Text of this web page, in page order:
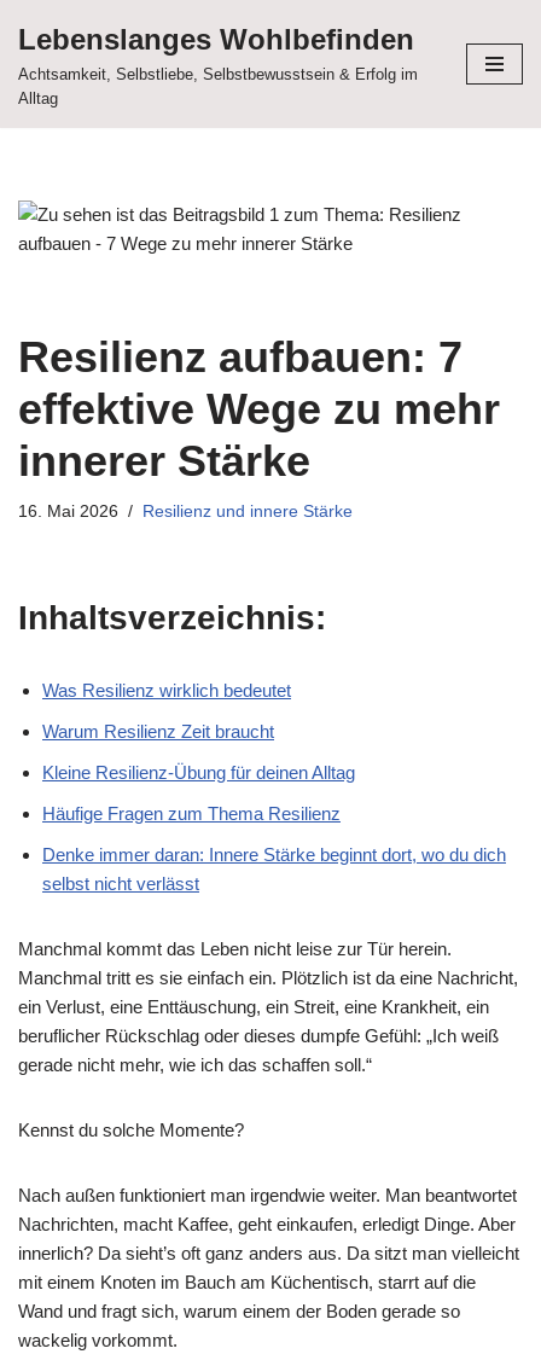
Zum
Inhalt
Lebenslanges Wohlbefinden
Achtsamkeit, Selbstliebe, Selbstbewusstsein & Erfolg im
Alltag
Resilienz aufbauen: 7
effektive Wege zu mehr
innerer Stärke
16. Mai 2026 Resilienz und innere Stärke
Inhaltsverzeichnis:
Was Resilienz wirklich bedeutet
Warum Resilienz Zeit braucht
Kleine Resilienz-Übung für deinen Alltag
Häufige Fragen zum Thema Resilienz
Denke immer daran: Innere Stärke beginnt dort, wo du dich
selbst nicht verlässt
Manchmal kommt das Leben nicht leise zur Tür herein.
Manchmal tritt es sie einfach ein. Plötzlich ist da eine Nachricht,
ein Verlust, eine Enttäuschung, ein Streit, eine Krankheit, ein
beruflicher Rückschlag oder dieses dumpfe Gefühl: „Ich weiß
gerade nicht mehr, wie ich das schaffen soll.“
Kennst du solche Momente?
Nach außen funktioniert man irgendwie weiter. Man beantwortet
Nachrichten, macht Kaffee, geht einkaufen, erledigt Dinge. Aber
innerlich? Da sieht’s oft ganz anders aus. Da sitzt man vielleicht
mit einem Knoten im Bauch am Küchentisch, starrt auf die
Wand und fragt sich, warum einem der Boden gerade so
wackelig vorkommt.